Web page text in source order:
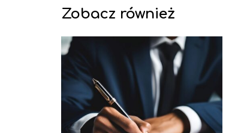
Zobacz również